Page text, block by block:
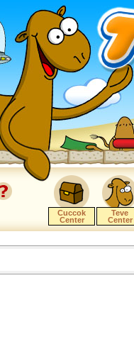
Cuccok
Center
Teve
Center